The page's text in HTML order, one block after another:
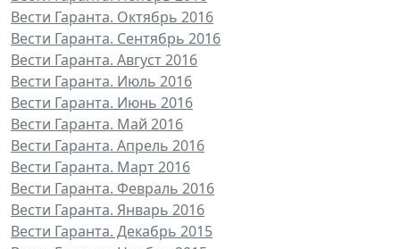
Вести Гаранта. Октябрь 2016
Вести Гаранта. Сентябрь 2016
Вести Гаранта. Август 2016
Вести Гаранта. Июль 2016
Вести Гаранта. Июнь 2016
Вести Гаранта. Май 2016
Вести Гаранта. Апрель 2016
Вести Гаранта. Март 2016
Вести Гаранта. Февраль 2016
Вести Гаранта. Январь 2016
Вести Гаранта. Декабрь 2015